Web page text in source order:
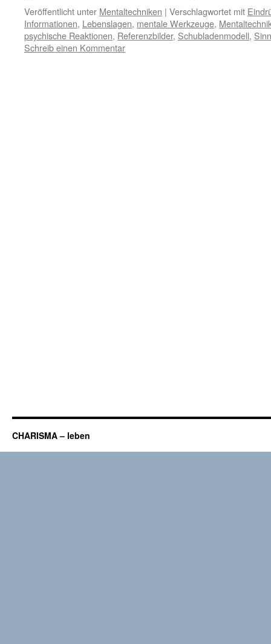
Veröffentlicht unter Mentaltechniken | Verschlagwortet mit
Informationen, Lebenslagen, mentale Werkzeuge,
psychische Reaktionen, Referenzbilder, Schubladenmodell,
Schreib einen Kommentar
CHARISMA – leben